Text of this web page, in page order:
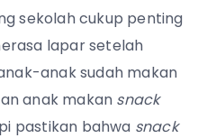
sekolah cukup penting
lapar setelah
anak sudah makan
anak makan snack
pastikan bahwa snack